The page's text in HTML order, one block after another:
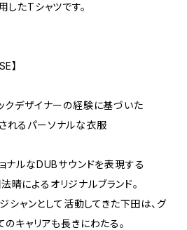
したTシャツです。
】
クデザイナーの経験に基づいた
れるパーソナルな衣服
ナルなDUBサウンドを表現する
によるオリジナルブランド。
シャンとして活動してきた下田は、グ
のキャリアも長きにわたる。